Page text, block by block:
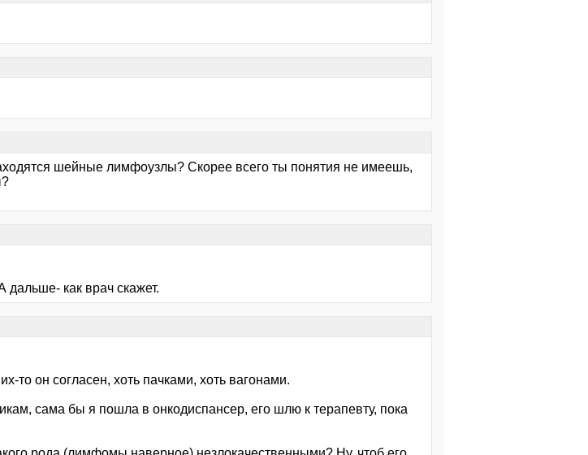
шейные лимфоузлы? Скорее всего ты понятия не имеешь,
как врач скажет.
то он согласен, хоть пачками, хоть вагонами.
сама бы я пошла в онкодиспансер, его шлю к терапевту, пока